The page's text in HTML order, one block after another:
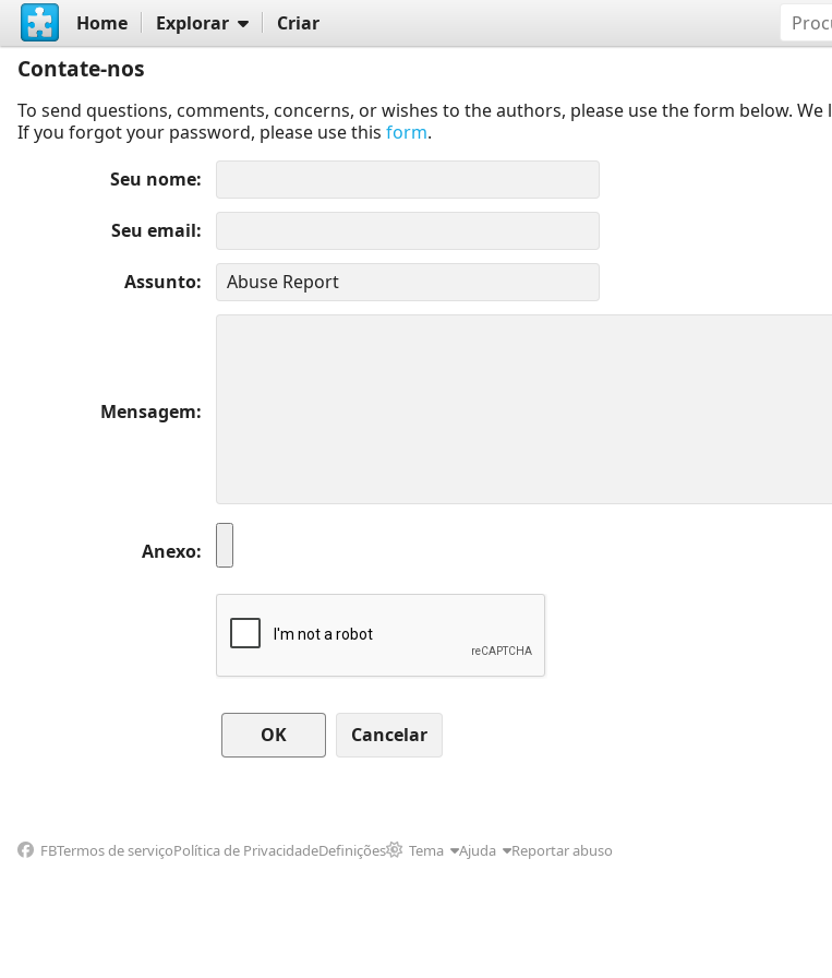
Home Explorar Criar
Contate-nos
To send questions, comments, concerns, or wishes to the authors, please use the form below.
If you forgot your password, please use this form.
Seu nome
Seu email
Assunto
Mensagem
Anexo
Cancelar
FBTermos de serviçoPolítica de PrivacidadeDefinições Tema Ajuda Reportar abuso